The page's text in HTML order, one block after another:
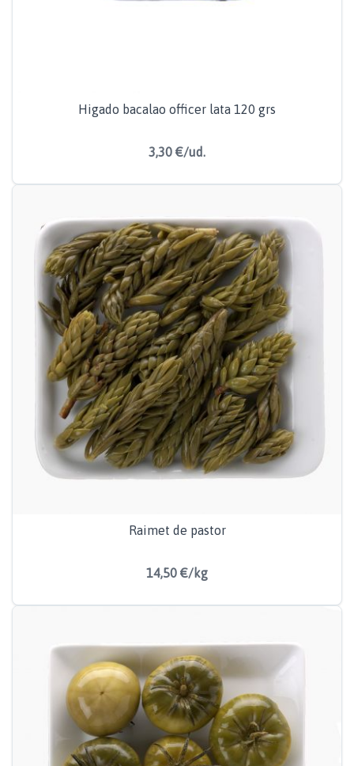
Higado bacalao officer lata 120 grs
3,30 €/ud.
Raimet de pastor
14,50 €/kg